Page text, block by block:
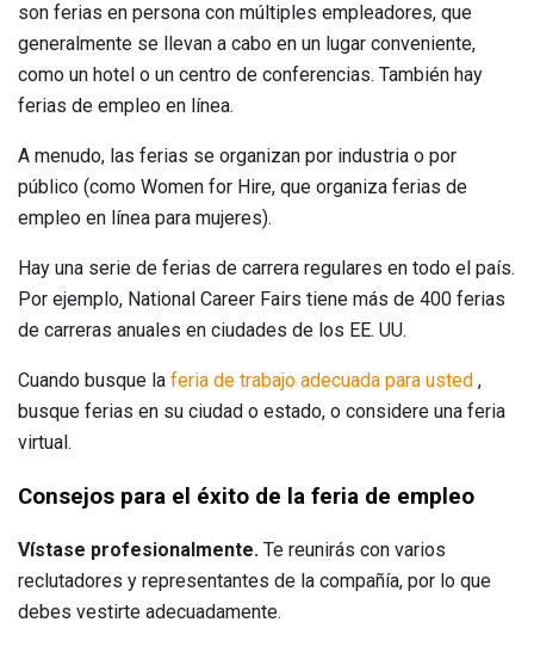
son ferias en persona con múltiples empleadores, que
generalmente se llevan a cabo en un lugar conveniente,
como un hotel o un centro de conferencias. También hay
ferias de empleo en línea.
A menudo, las ferias se organizan por industria o por
público (como Women for Hire, que organiza ferias de
empleo en línea para mujeres).
Hay una serie de ferias de carrera regulares en todo el país.
Por ejemplo, National Career Fairs tiene más de 400 ferias
de carreras anuales en ciudades de los EE. UU.
Cuando busque la feria de trabajo adecuada para usted ,
busque ferias en su ciudad o estado, o considere una feria
virtual.
Consejos para el éxito de la feria de empleo
Vístase profesionalmente. Te reunirás con varios
reclutadores y representantes de la compañía, por lo que
debes vestirte adecuadamente.